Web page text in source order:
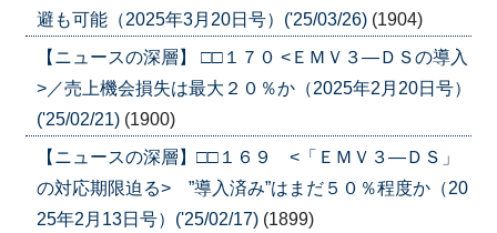
避も可能（2025年3月20日号）('25/03/26) (1904)
【ニュースの深層】 □□１７０ <ＥＭＶ３―ＤＳの導入
>／売上機会損失は最大２０％か（2025年2月20日号）
('25/02/21) (1900)
【ニュースの深層】□□１６９ <「ＥＭＶ３―ＤＳ」
の対応期限迫る> ”導入済み”はまだ５０％程度か（20
25年2月13日号）('25/02/17) (1899)